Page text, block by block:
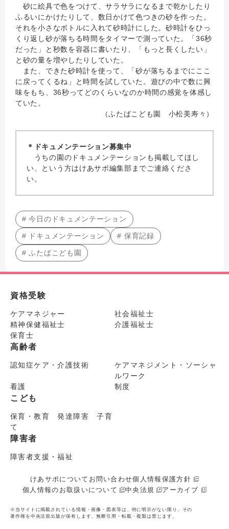
砂に絵具で色をつけて、サラサラになるまで乾かしたり
ふるいにかけたりして、数日かけて色つきの砂を作った。
それを小さなボトルに入れて砂時計にした。砂時計をひっ
くり返し砂が落ちる時間をタイマーで測っていた。「36秒
だった」と秒数を容器に書いたり、「もっと長くしたい」
と砂の量を増やしたりしていた。
また、できた砂時計を使って、「砂が落ちるまでにここ
に戻ってくるね」と時間を試していた。遊びの中で数に興
味をもち、36秒ってどのくらいなのか時間の感覚を体感し
ていた。
（ふたばこども園 小松美寿々）
＊ドキュメンテーション募集中
うちの園のドキュメンテーションも掲載してほし
い、という方はけあサポ編集部までご連絡くださ
い。
# 今日のドキュメンテーション
# ドキュメンテーション # 保育記録
# ふたばこども園
資格受験
ケアマネジャー
社会福祉士
精神保健福祉士
介護福祉士
保育士
高齢者
認知症ケア・介護技術
ケアマネジメント・ソーシャ
ルワーク
看護
制度
こども
保育・教育 発達障害 子育
て
障害者
障害者支援・福祉
けあサポについて お問い合わせ個人情報保護方針
個人情報のお取扱いについて
中央法規 アーカイブ
※当サイトに掲載されている情報・画像・図表等は、特に明示がない限り、その
著作権を中央法規出版が保有します。無断引用・転載・複製は禁じます。